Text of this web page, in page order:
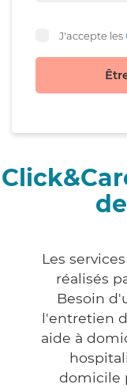
J'accepte les
Les
réalisés
Besoin
l'entretien
aide à
domicile